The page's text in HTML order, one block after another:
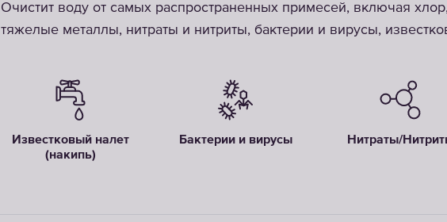
Очистит воду от самых распространенных примесей, включая
тяжелые металлы, нитраты и нитриты, бактерии и вирусы,
Известковый налет
(накипь)
Бактерии и вирусы Нитраты/